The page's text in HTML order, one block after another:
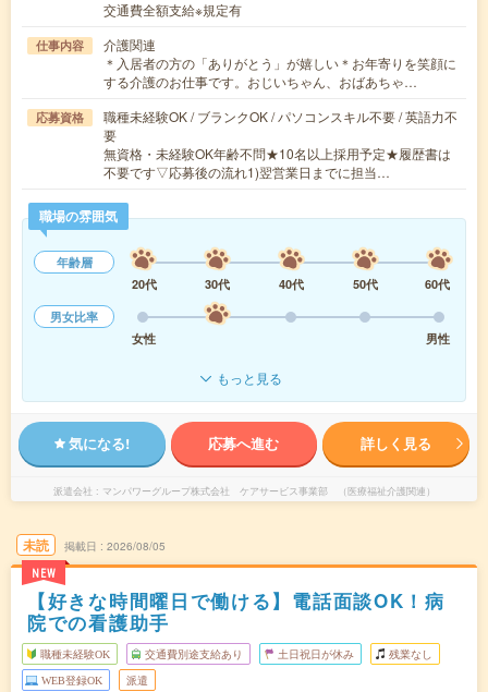
交通費全額支給※規定有
仕事内容
介護関連
＊入居者の方の「ありがとう」が嬉しい＊お年寄りを笑顔に
する介護のお仕事です。おじいちゃん、おばあちゃ…
応募資格
職種未経験OK / ブランクOK / パソコンスキル不要 / 英語力不
要
無資格・未経験OK年齢不問★10名以上採用予定★履歴書は
不要です▽応募後の流れ1)翌営業日までに担当…
職場の雰囲気
年齢層
20代
30代 40代 50代
60代
男女比率
女性
男性
もっと見る
気になる! 応募へ進む 詳しく見る
派遣会社 マンパワーグループ株式会社 ケアサービス事業部 （医療福祉介護関連）
未読
NEW
掲載日 2026/08/05
【好きな時間曜日で働ける】電話面談OK！病
院での看護助手
職種未経験OK 交通費別途支給あり 土日祝日が休み 残業なし
WEB登録OK 派遣